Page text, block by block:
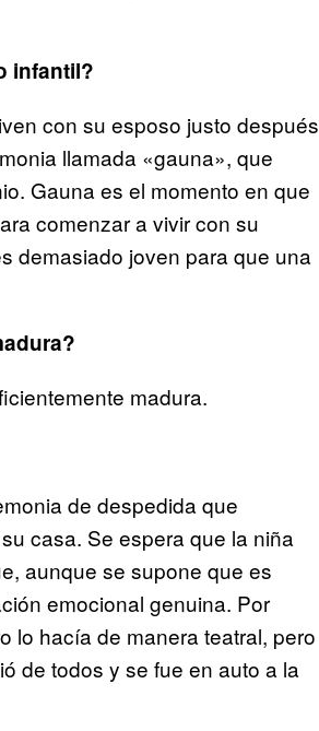
infantil?
con su esposo justo después
llamada «gauna», que
Gauna es el momento en que
comenzar a vivir con su
demasiado joven para que una
madura.
de despedida que
casa. Se espera que la niña
aunque se supone que es
emocional genuina. Por
lo hacía de manera teatral, pero
de todos y se fue en auto a la